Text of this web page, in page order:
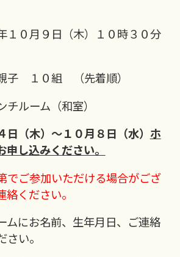
０月９日（木）１０時３０分
１０組 （先着順）
ルーム（和室）
（木）～１０月８日（水） ホ
し込みください。
でご参加いただける場合がござ
ください。
ムにお名前、生年月日、ご連絡
い。